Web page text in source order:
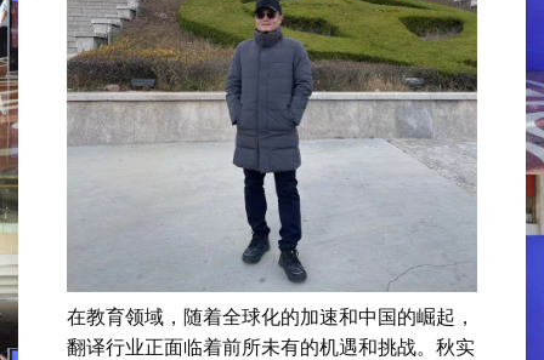
在教育领域，随着全球化的加速和中国的崛起，
翻译行业正面临着前所未有的机遇和挑战。秋实